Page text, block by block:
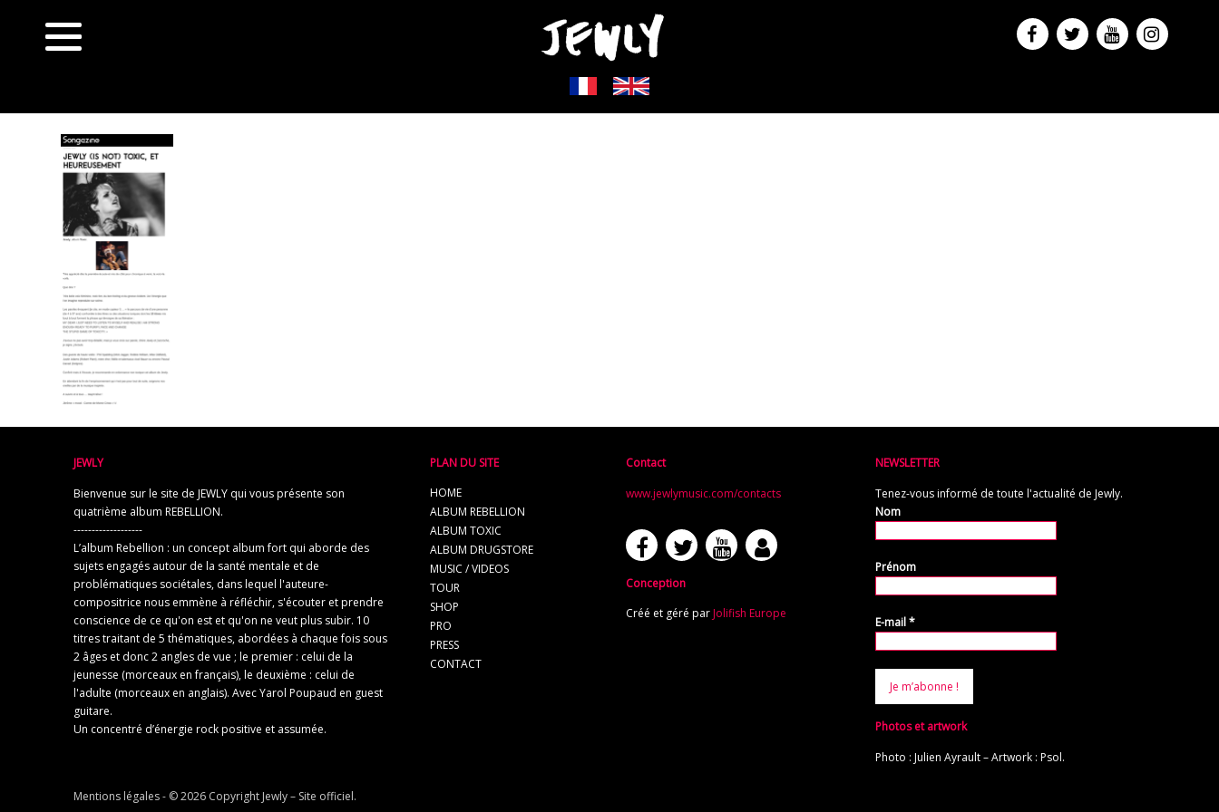
JEWLY
Bienvenue sur le site de JEWLY qui vous présente son
quatrième album REBELLION.
-------------------
L’album Rebellion : un concept album fort qui aborde des
sujets engagés autour de la santé mentale et de
problématiques sociétales, dans lequel l'auteure-
compositrice nous emmène à réfléchir, s'écouter et prendre
conscience de ce qu'on est et qu'on ne veut plus subir. 10
titres traitant de 5 thématiques, abordées à chaque fois sous
2 âges et donc 2 angles de vue ; le premier : celui de la
jeunesse (morceaux en français), le deuxième : celui de
l'adulte (morceaux en anglais). Avec Yarol Poupaud en guest
guitare.
Un concentré d’énergie rock positive et assumée.
PLAN DU SITE
HOME
ALBUM REBELLION
ALBUM TOXIC
ALBUM DRUGSTORE
MUSIC / VIDEOS
TOUR
SHOP
PRO
PRESS
CONTACT
Contact
www.jewlymusic.com/contacts
Conception
Créé et géré par Jolifish Europe
NEWSLETTER
Tenez-vous informé de toute l'actualité de Jewly.
Nom
Prénom
E-mail*
Photos et artwork
Photo : Julien Ayrault – Artwork : Psol.
Mentions légales- © 2026 Copyright Jewly – Site officiel.